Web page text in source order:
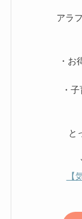
アラ
・お
・
と
【